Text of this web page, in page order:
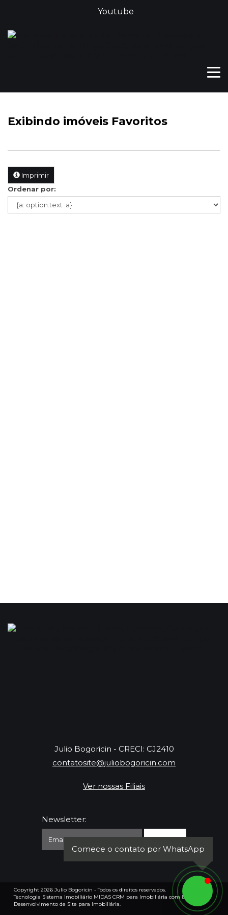
Youtube
Exibindo imóveis Favoritos
Imprimir
Ordenar por:
Julio Bogoricin - CRECI: CJ2410
contatosite@juliobogoricin.com
Ver nossas Filiais
Newsletter:
Comece o contato por WhatsApp
Copyright 2026 Julio Bogoricin - Todos os direitos reservados.
Tecnologia Sistema Imobiliário MIDAS CRM para Imobiliária com IA
Desenvolvimento de Site para Imobiliária.